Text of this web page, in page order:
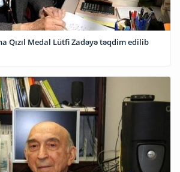
Nizami Gəncəvi adına Qızıl Medal Lütfi Zadəyə təqdim edilib